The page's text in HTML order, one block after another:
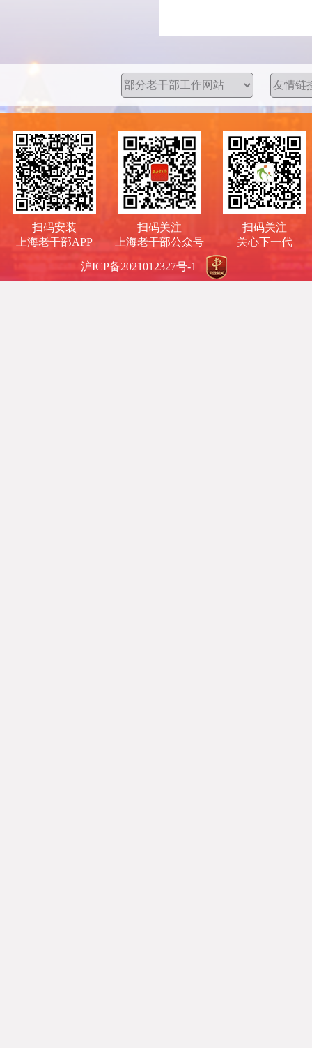
扫码安装
上海老干部APP
扫码关注
上海老干部公众号
扫码关注
关心下一代
沪ICP备2021012327号-1